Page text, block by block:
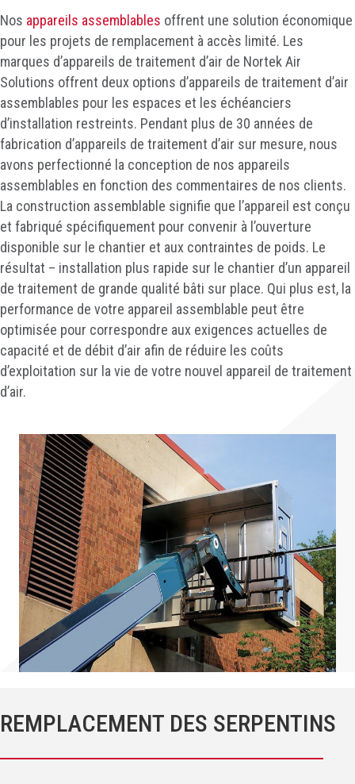
Nos appareils assemblables offrent une solution économique
pour les projets de remplacement à accès limité. Les
marques d’appareils de traitement d’air de Nortek Air
Solutions offrent deux options d’appareils de traitement d’air
assemblables pour les espaces et les échéanciers
d’installation restreints. Pendant plus de 30 années de
fabrication d’appareils de traitement d’air sur mesure, nous
avons perfectionné la conception de nos appareils
assemblables en fonction des commentaires de nos clients.
La construction assemblable signifie que l’appareil est conçu
et fabriqué spécifiquement pour convenir à l’ouverture
disponible sur le chantier et aux contraintes de poids. Le
résultat – installation plus rapide sur le chantier d’un appareil
de traitement de grande qualité bâti sur place. Qui plus est, la
performance de votre appareil assemblable peut être
optimisée pour correspondre aux exigences actuelles de
capacité et de débit d’air afin de réduire les coûts
d’exploitation sur la vie de votre nouvel appareil de traitement
d’air.
REMPLACEMENT DES SERPENTINS